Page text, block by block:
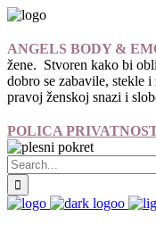
ANGELS BODY &
žene. Stvoren kako bi
dobro se zabavile, stekle
pravoj ženskoj snazi i
POLICA